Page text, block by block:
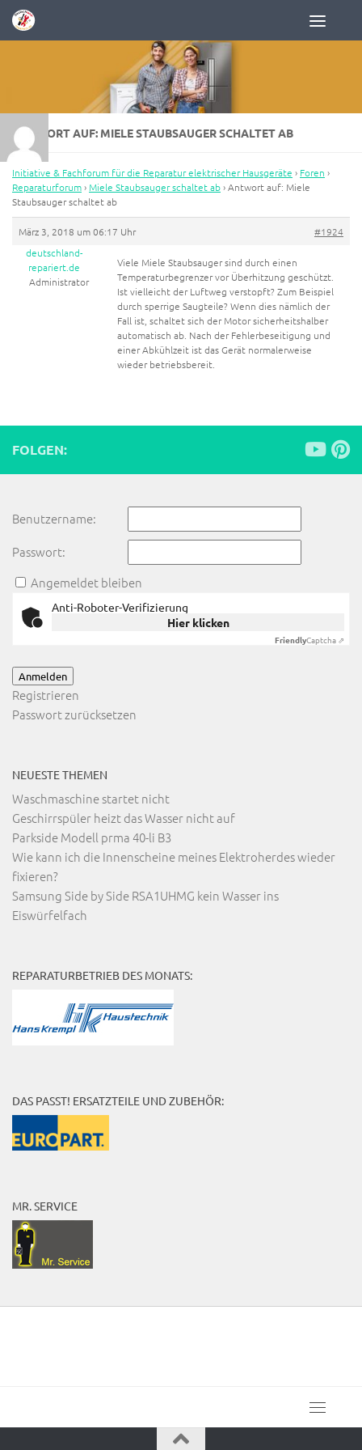
Zum Inhalt springen
ANTWORT AUF: MIELE STAUBSAUGER SCHALTET AB
Initiative & Fachforum für die Reparatur elektrischer Hausgeräte › Foren ›
Reparaturforum›Miele Staubsauger schaltet ab›Antwort auf: Miele
Staubsauger schaltet ab
März 3, 2018 um 06:17 Uhr
#1924
deutschland-
repariert.de
Administrator
Viele Miele Staubsauger sind durch einen
Temperaturbegrenzer vor Überhitzung geschützt.
Ist vielleicht der Luftweg verstopft? Zum Beispiel
durch sperrige Saugteile? Wenn dies nämlich der
Fall ist, schaltet sich der Motor sicherheitshalber
automatisch ab. Nach der Fehlerbeseitigung und
einer Abkühlzeit ist das Gerät normalerweise
wieder betriebsbereit.
FOLGEN:
Benutzername:
Passwort:
Angemeldet bleiben
Anti-Roboter-Verifizierung
Hier klicken
FriendlyCaptcha ⇗
Anmelden
Registrieren
Passwort zurücksetzen
NEUESTE THEMEN
Waschmaschine startet nicht
Geschirrspüler heizt das Wasser nicht auf
Parkside Modell prma 40-li B3
Wie kann ich die Innenscheine meines Elektroherdes wieder
fixieren?
Samsung Side by Side RSA1UHMG kein Wasser ins
Eiswürfelfach
REPARATURBETRIEB DES MONATS:
DAS PASST! ERSATZTEILE UND ZUBEHÖR:
MR. SERVICE